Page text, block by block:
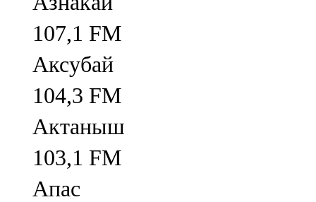
107,1 FM
Аксубай
104,3 FM
Актаныш
103,1 FM
Апас